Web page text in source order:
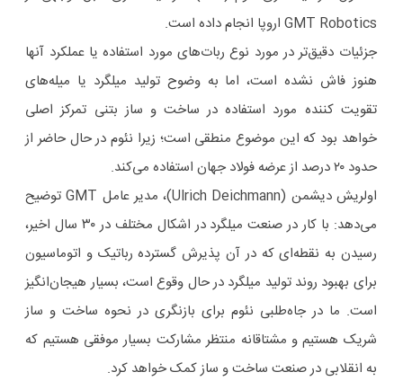
GMT Robotics اروپا انجام داده است.
جزئیات دقیق‌تر در مورد نوع ربات‌های مورد استفاده یا عملکرد آنها
هنوز فاش نشده است، اما به وضوح تولید میلگرد یا میله‌های
تقویت کننده مورد استفاده در ساخت و ساز بتنی تمرکز اصلی
خواهد بود که این موضوع منطقی است؛ زیرا نئوم در حال حاضر از
حدود ۲۰ درصد از عرضه فولاد جهان استفاده می‌کند.
اولریش دیشمن (Ulrich Deichmann)، مدیر عامل GMT توضیح
می‌دهد: با کار در صنعت میلگرد در اشکال مختلف در ۳۰ سال اخیر،
رسیدن به نقطه‌ای که در آن پذیرش گسترده رباتیک و اتوماسیون
برای بهبود روند تولید میلگرد در حال وقوع است، بسیار هیجان‌انگیز
است. ما در جاه‌طلبی نئوم برای بازنگری در نحوه ساخت و ساز
شریک هستیم و مشتاقانه منتظر مشارکت بسیار موفقی هستیم که
به انقلابی در صنعت ساخت و ساز کمک خواهد کرد.